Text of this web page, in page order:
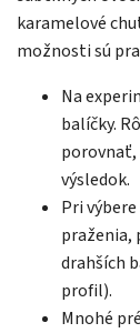
karamelové
možnosti sú
Na
balíčky.
porovnať,
výsledok.
Pri
praženia,
drahších
profil).
Mnohé